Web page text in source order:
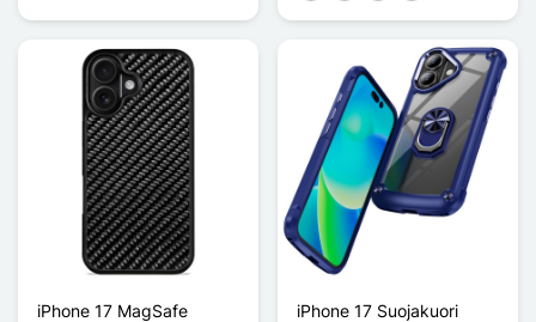
iPhone 17 MagSafe
iPhone 17 Suojakuori